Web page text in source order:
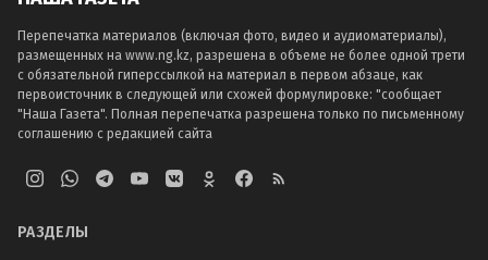
Перепечатка материалов (включая фото, видео и аудиоматериалы),
размещенных на www.ng.kz, разрешена в объеме не более одной трети
с обязательной гиперссылкой на материал в первом абзаце, как
первоисточник в следующей или схожей формулировке: "сообщает
"Наша Газета". Полная перепечатка разрешена только по письменному
соглашению с редакцией сайта
РАЗДЕЛЫ